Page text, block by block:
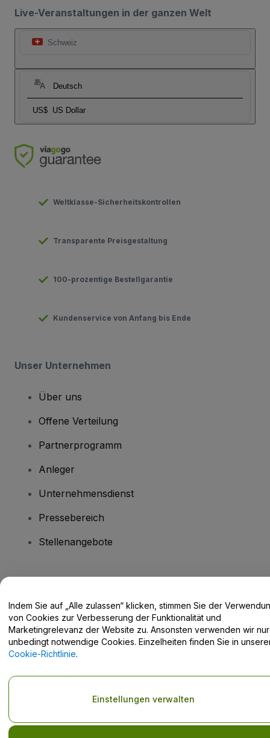
Live-Veranstaltungen in der ganzen Welt
Schweiz
Deutsch
US$ US Dollar
Weltklasse-Sicherheitskontrollen
Transparente Preisgestaltung
100-prozentige Bestellgarantie
Kundenservice von Anfang bis Ende
Unser Unternehmen
Über uns
Offene Verteilung
Partnerprogramm
Anleger
Unternehmensdienst
Pressebereich
Stellenangebote
Hilfe-Center / Kontakt
Durch die Nutzung dieser Website akzeptieren Sie die
Geschäftsbedingungenund dieDatenschutzerklärung
Keine Weitergabe meiner personenbezogenen Daten/Ihre
Indem Sie auf „Alle zulassen“ klicken, stimmen Sie der
von Cookies zur Verbesserung der Funktionalität und
Marketingrelevanz der Website zu. Ansonsten verwenden wir nur
unbedingt notwendige Cookies. Einzelheiten finden Sie in
Cookie-Richtlinie.
Einstellungen verwalten